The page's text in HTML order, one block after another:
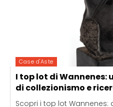
Case d'Aste
I top lot di
di collezionismo e
Scopri i top lot Wannenes: